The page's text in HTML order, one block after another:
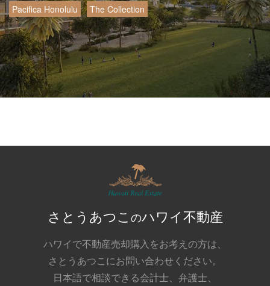
Pacifica Honolulu
The Collection
さとうあつこ のハワイ不動産
ハワイで不動産売却購入をお考えの方は、
さとうあつこにお問い合わせください。
日本語で相談できる会計士、弁護士、